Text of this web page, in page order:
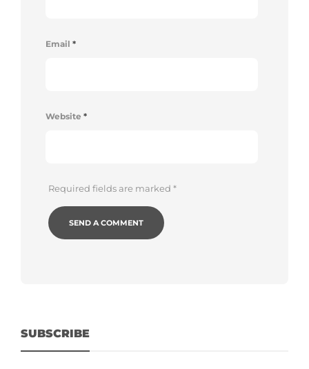
Email *
Website *
Required fields are marked *
SUBSCRIBE